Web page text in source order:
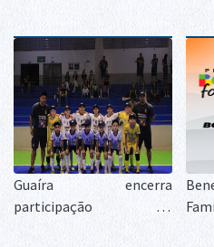
Guaíra encerra
participação no